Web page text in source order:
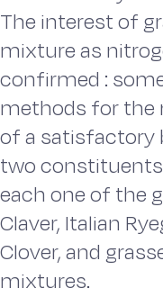
The interest of
mixture as
confirmed :
methods for the
of a satisfactory
two
each one of the
Claver, Italian
Clover, and
mixtures.